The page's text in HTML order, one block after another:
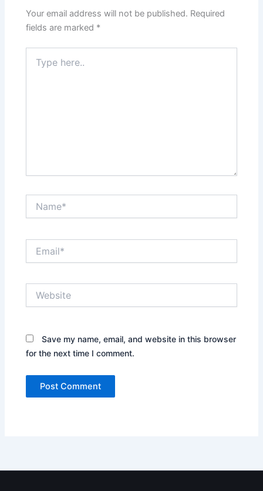
Your email address will not be published. Required
fields are marked *
here..
Save my name, email, and website in this browser
for the next time I comment.